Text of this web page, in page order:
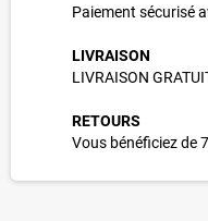
Paiement sécurisé
LIVRAISON
LIVRAISON
RETOURS
Vous bénéficiez de